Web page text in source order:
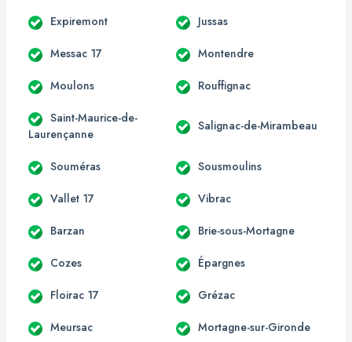
Expiremont Jussas
Messac 17 Montendre
Moulons Rouffignac
Saint-Maurice-de-
Laurençanne
Salignac-de-Mirambeau
Souméras Sousmoulins
Vallet 17 Vibrac
Barzan Brie-sous-Mortagne
Cozes Épargnes
Floirac 17 Grézac
Meursac Mortagne-sur-Gironde